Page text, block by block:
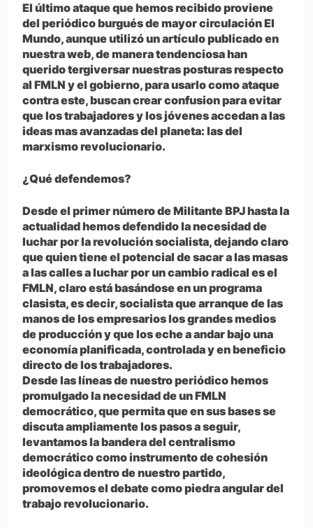
El último ataque que hemos recibido proviene
del periódico burgués de mayor circulación El
Mundo, aunque utilizó un artículo publicado en
nuestra web, de manera tendenciosa han
querido tergiversar nuestras posturas respecto
al FMLN y el gobierno, para usarlo como ataque
contra este, buscan crear confusion para evitar
que los trabajadores y los jóvenes accedan a las
ideas mas avanzadas del planeta: las del
marxismo revolucionario.
¿Qué defendemos?
Desde el primer número de Militante BPJ hasta la
actualidad hemos defendido la necesidad de
luchar por la revolución socialista, dejando claro
que quien tiene el potencial de sacar a las masas
a las calles a luchar por un cambio radical es el
FMLN, claro está basándose en un programa
clasista, es decir, socialista que arranque de las
manos de los empresarios los grandes medios
de producción y que los eche a andar bajo una
economía planificada, controlada y en beneficio
directo de los trabajadores.
Desde las líneas de nuestro periódico hemos
promulgado la necesidad de un FMLN
democrático, que permita que en sus bases se
discuta ampliamente los pasos a seguir,
levantamos la bandera del centralismo
democrático como instrumento de cohesión
ideológica dentro de nuestro partido,
promovemos el debate como piedra angular del
trabajo revolucionario.